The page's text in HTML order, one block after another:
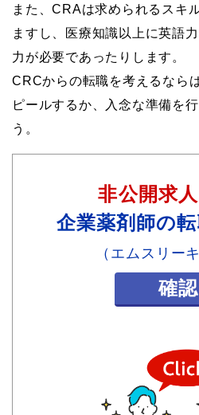
また、CRAは求められるスキ
ますし、医療知識以上に英語
力が必要であったりします。
CRCからの転職を考えるなら
ピールするか、入念な準備を
う。
非公開求人
企業薬剤師の
（エムスリー
確認